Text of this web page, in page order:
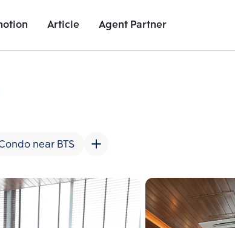
Article Agent Partner
Unit Details
near BTS
Add comparative units
Number 2